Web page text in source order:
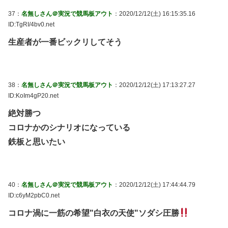
37： 名無しさん＠実況で競馬板アウト ：2020/12/12(土) 16:15:35.16
ID:TgRI/4bv0.net
生産者が一番ビックリしてそう
38： 名無しさん＠実況で競馬板アウト ：2020/12/12(土) 17:13:27.27
ID:KoIm4gP20.net
絶対勝つ
コロナかのシナリオになっている
鉄板と思いたい
40： 名無しさん＠実況で競馬板アウト ：2020/12/12(土) 17:44:44.79
ID:c6yM2pbC0.net
コロナ渦に一筋の希望"白衣の天使"ソダシ圧勝